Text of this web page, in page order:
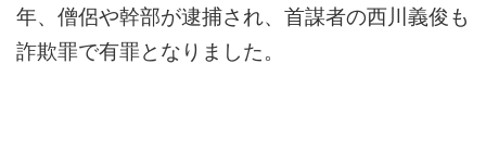
年、僧侶や幹部が逮捕され、首謀者の西川義俊も
詐欺罪で有罪となりました。